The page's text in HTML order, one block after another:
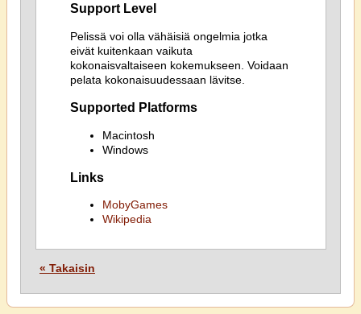
Support Level
Pelissä voi olla vähäisiä ongelmia jotka
eivät kuitenkaan vaikuta
kokonaisvaltaiseen kokemukseen. Voidaan
pelata kokonaisuudessaan lävitse.
Supported Platforms
Macintosh
Windows
Links
MobyGames
Wikipedia
« Takaisin